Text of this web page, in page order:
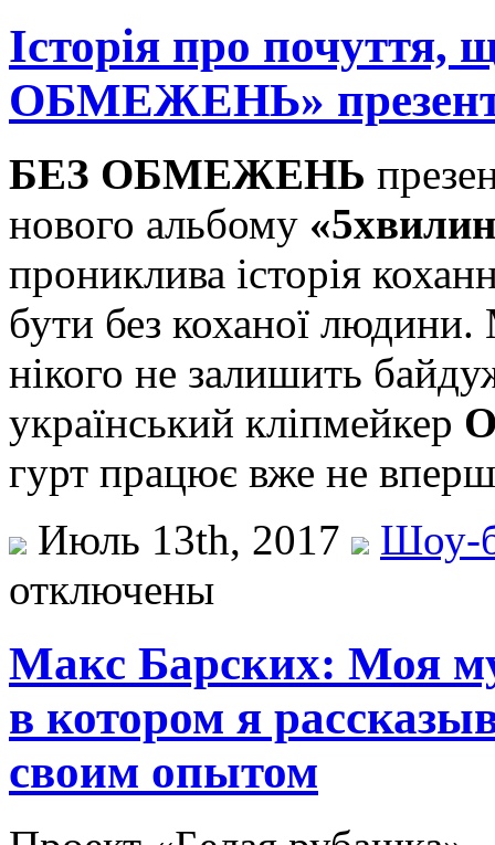
Історія про
ОБМЕЖЕНЬ»
БEЗ OБМEЖEНЬ
нового альбому
прониклива історія
бути без коханої
нікого не залишить
український кліпмейкер
гурт працює вже не
Июль 13th, 2017
Шоу-
отключены
Макс Барских: Моя
в котором я
своим опытом